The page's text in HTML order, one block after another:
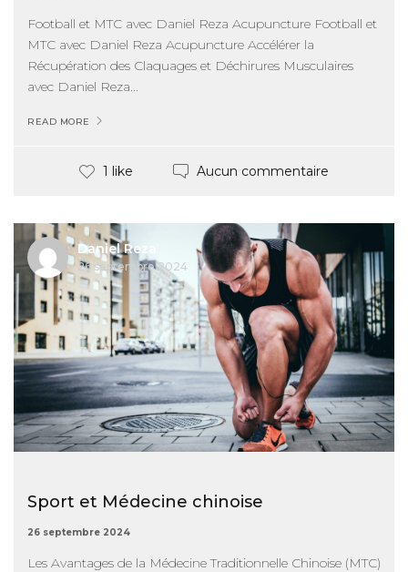
Football et MTC avec Daniel Reza Acupuncture Football et
MTC avec Daniel Reza Acupuncture Accélérer la
Récupération des Claquages et Déchirures Musculaires
avec Daniel Reza...
READ MORE
1 like Aucun commentaire
Daniel Reza
26 septembre 2024
Sport et Médecine chinoise
26 septembre 2024
Les Avantages de la Médecine Traditionnelle Chinoise (MTC)